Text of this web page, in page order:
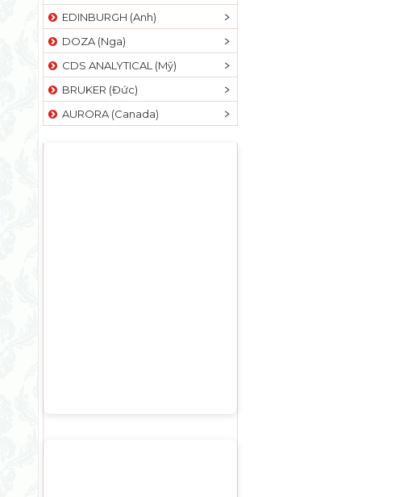
EDINBURGH (Anh)
DOZA (Nga)
CDS ANALYTICAL (Mỹ)
BRUKER (Đức)
AURORA (Canada)